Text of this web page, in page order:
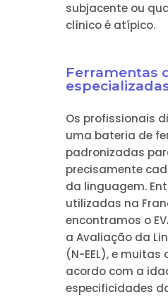
subjacente ou
clínico é atípico.
Ferramentas
Os profissionais
uma bateria de
padronizadas
precisamente
da linguagem.
utilizadas na
encontramos o
a Avaliação da
(N-EEL), e muitas
acordo com a
especificidades